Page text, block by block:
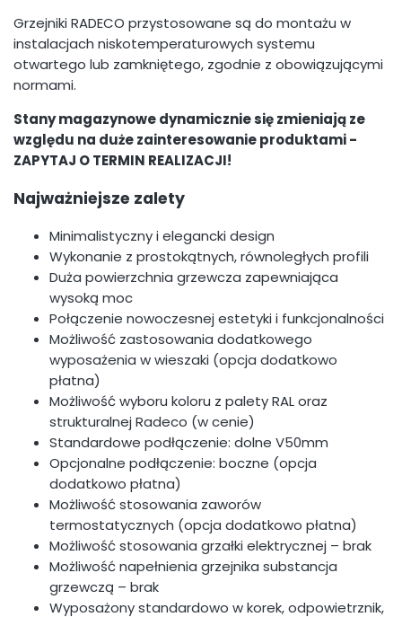
Grzejniki RADECO przystosowane są do montażu w
instalacjach niskotemperaturowych systemu
otwartego lub zamkniętego, zgodnie z obowiązującymi
normami.
Stany magazynowe dynamicznie się zmieniają ze
względu na duże zainteresowanie produktami -
ZAPYTAJ O TERMIN REALIZACJI!
Najważniejsze zalety
Minimalistyczny i elegancki design
Wykonanie z prostokątnych, równoległych profili
Duża powierzchnia grzewcza zapewniająca
wysoką moc
Połączenie nowoczesnej estetyki i funkcjonalności
Możliwość zastosowania dodatkowego
wyposażenia w wieszaki (opcja dodatkowo
płatna)
Możliwość wyboru koloru z palety RAL oraz
strukturalnej Radeco (w cenie)
Standardowe podłączenie: dolne V50mm
Opcjonalne podłączenie: boczne (opcja
dodatkowo płatna)
Możliwość stosowania zaworów
termostatycznych (opcja dodatkowo płatna)
Możliwość stosowania grzałki elektrycznej – brak
Możliwość napełnienia grzejnika substancja
grzewczą – brak
Wyposażony standardowo w korek, odpowietrznik,